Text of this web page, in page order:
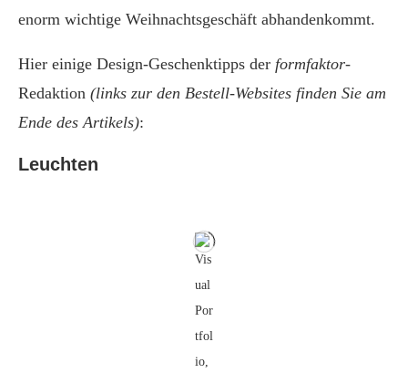
enorm wichtige Weihnachtsgeschäft abhandenkommt.
Hier einige Design-Geschenktipps der formfaktor-
Redaktion (links zur den Bestell-Websites finden Sie am
Ende des Artikels):
Leuchten